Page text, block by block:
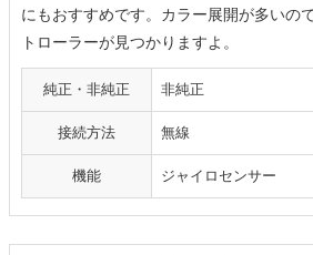
にもおすすめです。カラー展開が多いの
トローラーが見つかりますよ。
純正・非純正 非純正
接続方法 無線
機能 ジャイロセンサー